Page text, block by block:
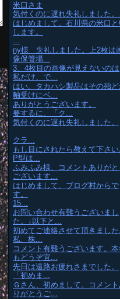
米口さま
気付くのに遅れ失礼しました
はじめまして。石川県の米口と
します。
...
ny様 失礼しました。上2枚は
像保管場...
3、4枚目の画像が見えないのは
私だけ、で...
はい。タカハシ製品はその殆
軸受けにベ...
ありがとうございます。
要するに、「ク...
気付くのに遅れ失礼しました。
クラ...
もし目にされたら教えて下さい
P型は...
ふみふみ様、コメントありがと
ございます...
はじめまして、ブログ村からで
す。
15...
お問い合わせ有難うございまし
た。↓以下と...
初めてご連絡させて頂きました
私、株...
コメント有難うございます。
もどうぞ宜...
先日は遠路お疲れさまでした。
「初めま...
Ｇさん、初めまして。コメント
りがとうご...